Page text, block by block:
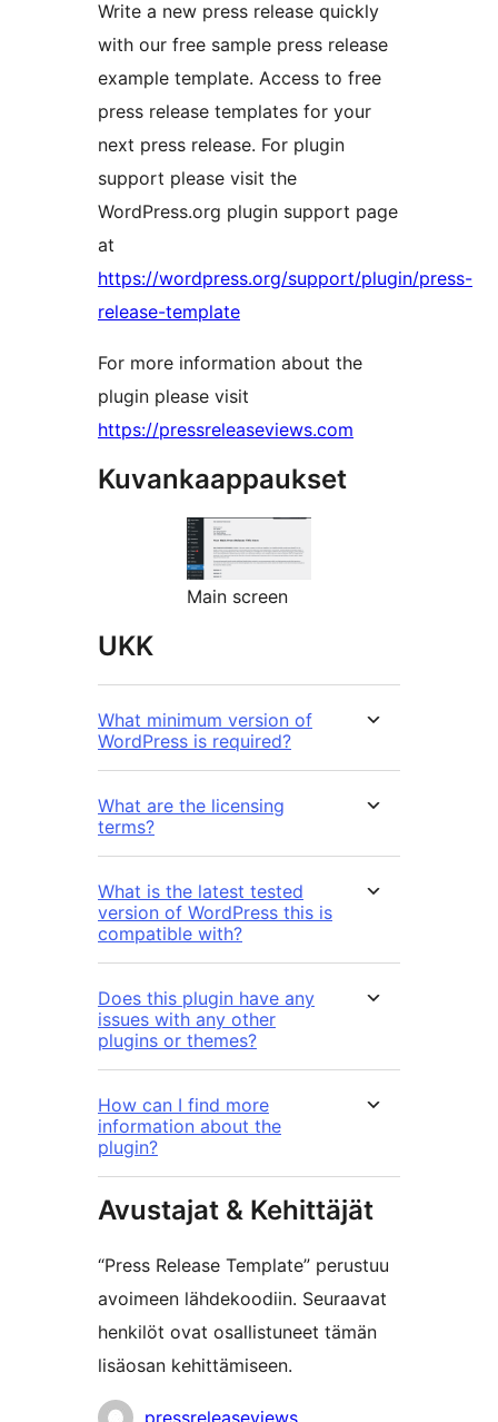
Write a new press release quickly
with our free sample press release
example template. Access to free
press release templates for your
next press release. For plugin
support please visit the
WordPress.org plugin support page
at
https://wordpress.org/support/plugin/press-
release-template
For more information about the
plugin please visit
https://pressreleaseviews.com
Kuvankaappaukset
Main screen
UKK
What minimum version of
WordPress is required?
What are the licensing
terms?
What is the latest tested
version of WordPress this is
compatible with?
Does this plugin have any
issues with any other
plugins or themes?
How can I find more
information about the
plugin?
Avustajat & Kehittäjät
“Press Release Template” perustuu
avoimeen lähdekoodiin. Seuraavat
henkilöt ovat osallistuneet tämän
lisäosan kehittämiseen.
Avustajat